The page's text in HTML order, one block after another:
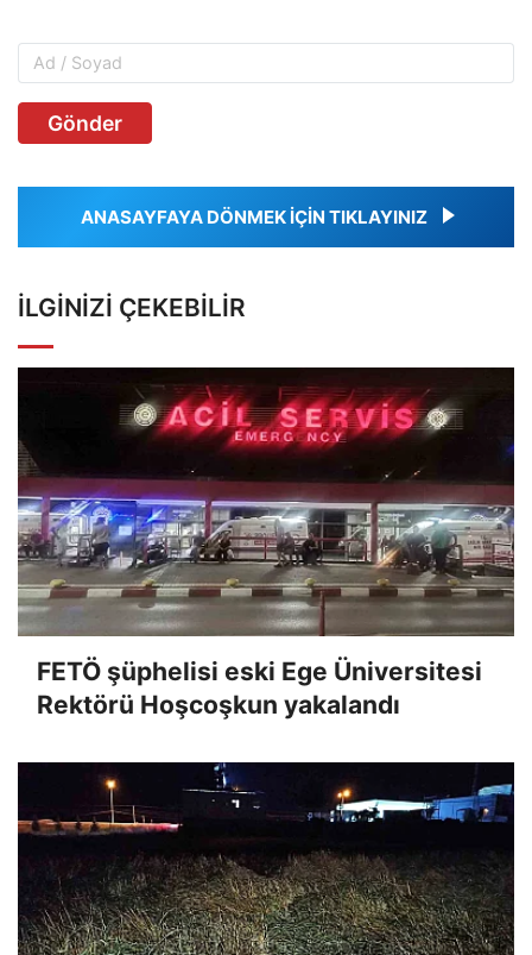
Gönder
ANASAYFAYA DÖNMEK İÇİN TIKLAYINIZ
İLGINIZI ÇEKEBILIR
FETÖ şüphelisi eski Ege Üniversitesi
Rektörü Hoşcoşkun yakalandı